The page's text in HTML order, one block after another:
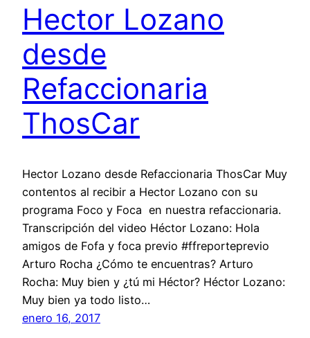
Hector Lozano
desde
Refaccionaria
ThosCar
Hector Lozano desde Refaccionaria ThosCar Muy
contentos al recibir a Hector Lozano con su
programa Foco y Foca en nuestra refaccionaria.
Transcripción del video Héctor Lozano: Hola
amigos de Fofa y foca previo #ffreporteprevio
Arturo Rocha ¿Cómo te encuentras? Arturo
Rocha: Muy bien y ¿tú mi Héctor? Héctor Lozano:
Muy bien ya todo listo…
enero 16, 2017